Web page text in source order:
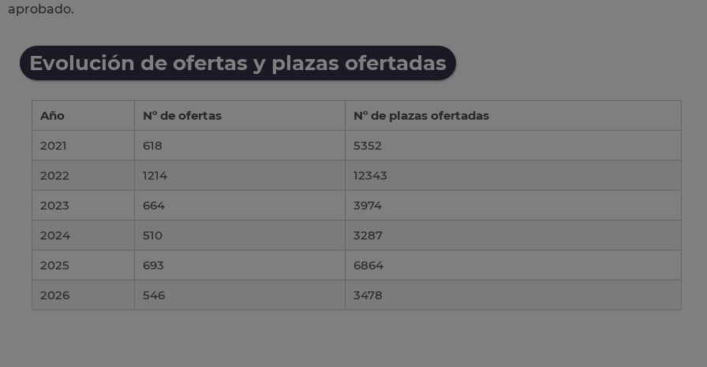
aprobado.
Evolución de ofertas y plazas ofertadas
Año Nº de ofertas
Nº de plazas ofertadas
2021
618
5352
2022
1214
12343
2023
664
3974
2024
510
3287
2025
693
6864
2026
546 3478